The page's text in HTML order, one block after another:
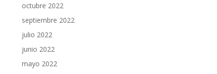
octubre 2022
septiembre 2022
julio 2022
junio 2022
mayo 2022